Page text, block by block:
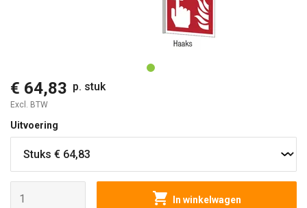
€ 64,83 p. stuk
Excl. BTW
Uitvoering
In winkelwagen